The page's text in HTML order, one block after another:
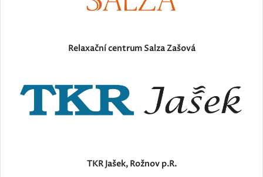
Relaxační centrum Salza Zašová
TKR Jašek, Rožnov p.R.